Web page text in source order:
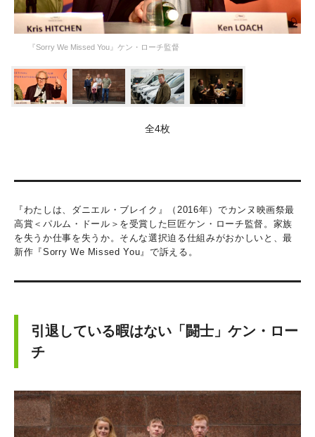
『Sorry We Missed You』ケン・ローチ監督
全4枚
『わたしは、ダニエル・ブレイク』（2016年）でカンヌ映画祭最
高賞＜パルム・ドール＞を受賞した巨匠ケン・ローチ監督。家族
を失うか仕事を失うか。そんな選択迫る仕組みがおかしいと、最
新作『Sorry We Missed You』で訴える。
引退している暇はない「闘士」ケン・ロー
チ